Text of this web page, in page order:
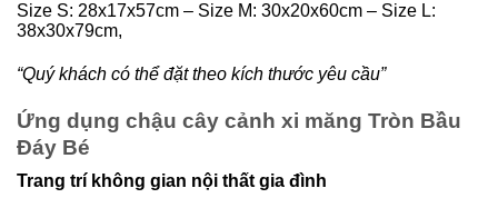
Size S: 28x17x57cm – Size M: 30x20x60cm – Size L:
38x30x79cm,
“Quý khách có thể đặt theo kích thước yêu cầu”
Ứng dụng chậu cây cảnh xi măng Tròn Bầu
Đáy Bé
Trang trí không gian nội thất gia đình